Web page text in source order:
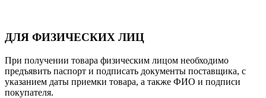
ДЛЯ ФИЗИЧЕСКИХ ЛИЦ
При получении товара физическим лицом необходимо
предъявить паспорт и подписать документы поставщика, с
указанием даты приемки товара, а также ФИО и подписи
покупателя.